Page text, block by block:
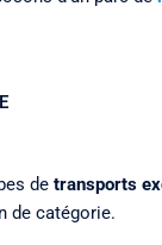
de transports
de catégorie.